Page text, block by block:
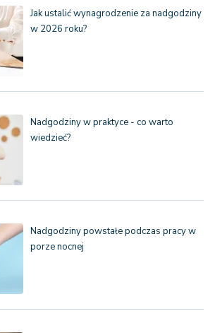
Jak ustalić wynagrodzenie za nadgodziny
w 2026 roku?
Nadgodziny w praktyce - co warto
wiedzieć?
Nadgodziny powstałe podczas pracy w
porze nocnej